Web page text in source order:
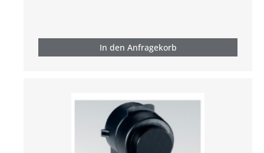
In den Anfragekorb